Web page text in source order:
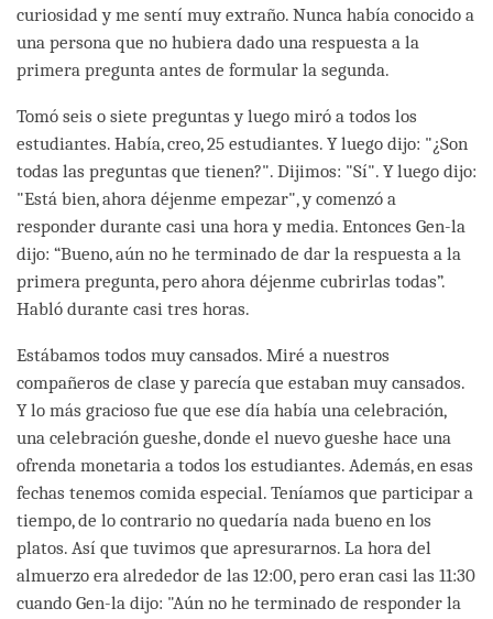
curiosidad y me sentí muy extraño. Nunca había conocido a
una persona que no hubiera dado una respuesta a la
primera pregunta antes de formular la segunda.
Tomó seis o siete preguntas y luego miró a todos los
estudiantes. Había, creo, 25 estudiantes. Y luego dijo: "¿Son
todas las preguntas que tienen?". Dijimos: "Sí". Y luego dijo:
"Está bien, ahora déjenme empezar", y comenzó a
responder durante casi una hora y media. Entonces Gen-la
dijo: “Bueno, aún no he terminado de dar la respuesta a la
primera pregunta, pero ahora déjenme cubrirlas todas”.
Habló durante casi tres horas.
Estábamos todos muy cansados. Miré a nuestros
compañeros de clase y parecía que estaban muy cansados.
Y lo más gracioso fue que ese día había una celebración,
una celebración gueshe, donde el nuevo gueshe hace una
ofrenda monetaria a todos los estudiantes. Además, en esas
fechas tenemos comida especial. Teníamos que participar a
tiempo, de lo contrario no quedaría nada bueno en los
platos. Así que tuvimos que apresurarnos. La hora del
almuerzo era alrededor de las 12:00, pero eran casi las 11:30
cuando Gen-la dijo: "Aún no he terminado de responder la